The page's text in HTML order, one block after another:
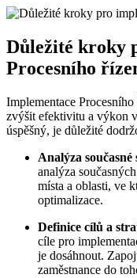
Důležité kroky
Procesního
Implementace
zvýšit efektivitu a výkon
úspěšný, je důležité
Analýza současné
analýza
místa a oblasti, ve
optimalizace.
Definice cílů a
cíle pro
je dosáhnout.
zaměstnance do